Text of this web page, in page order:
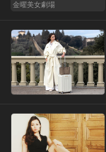
金曜美女劇場